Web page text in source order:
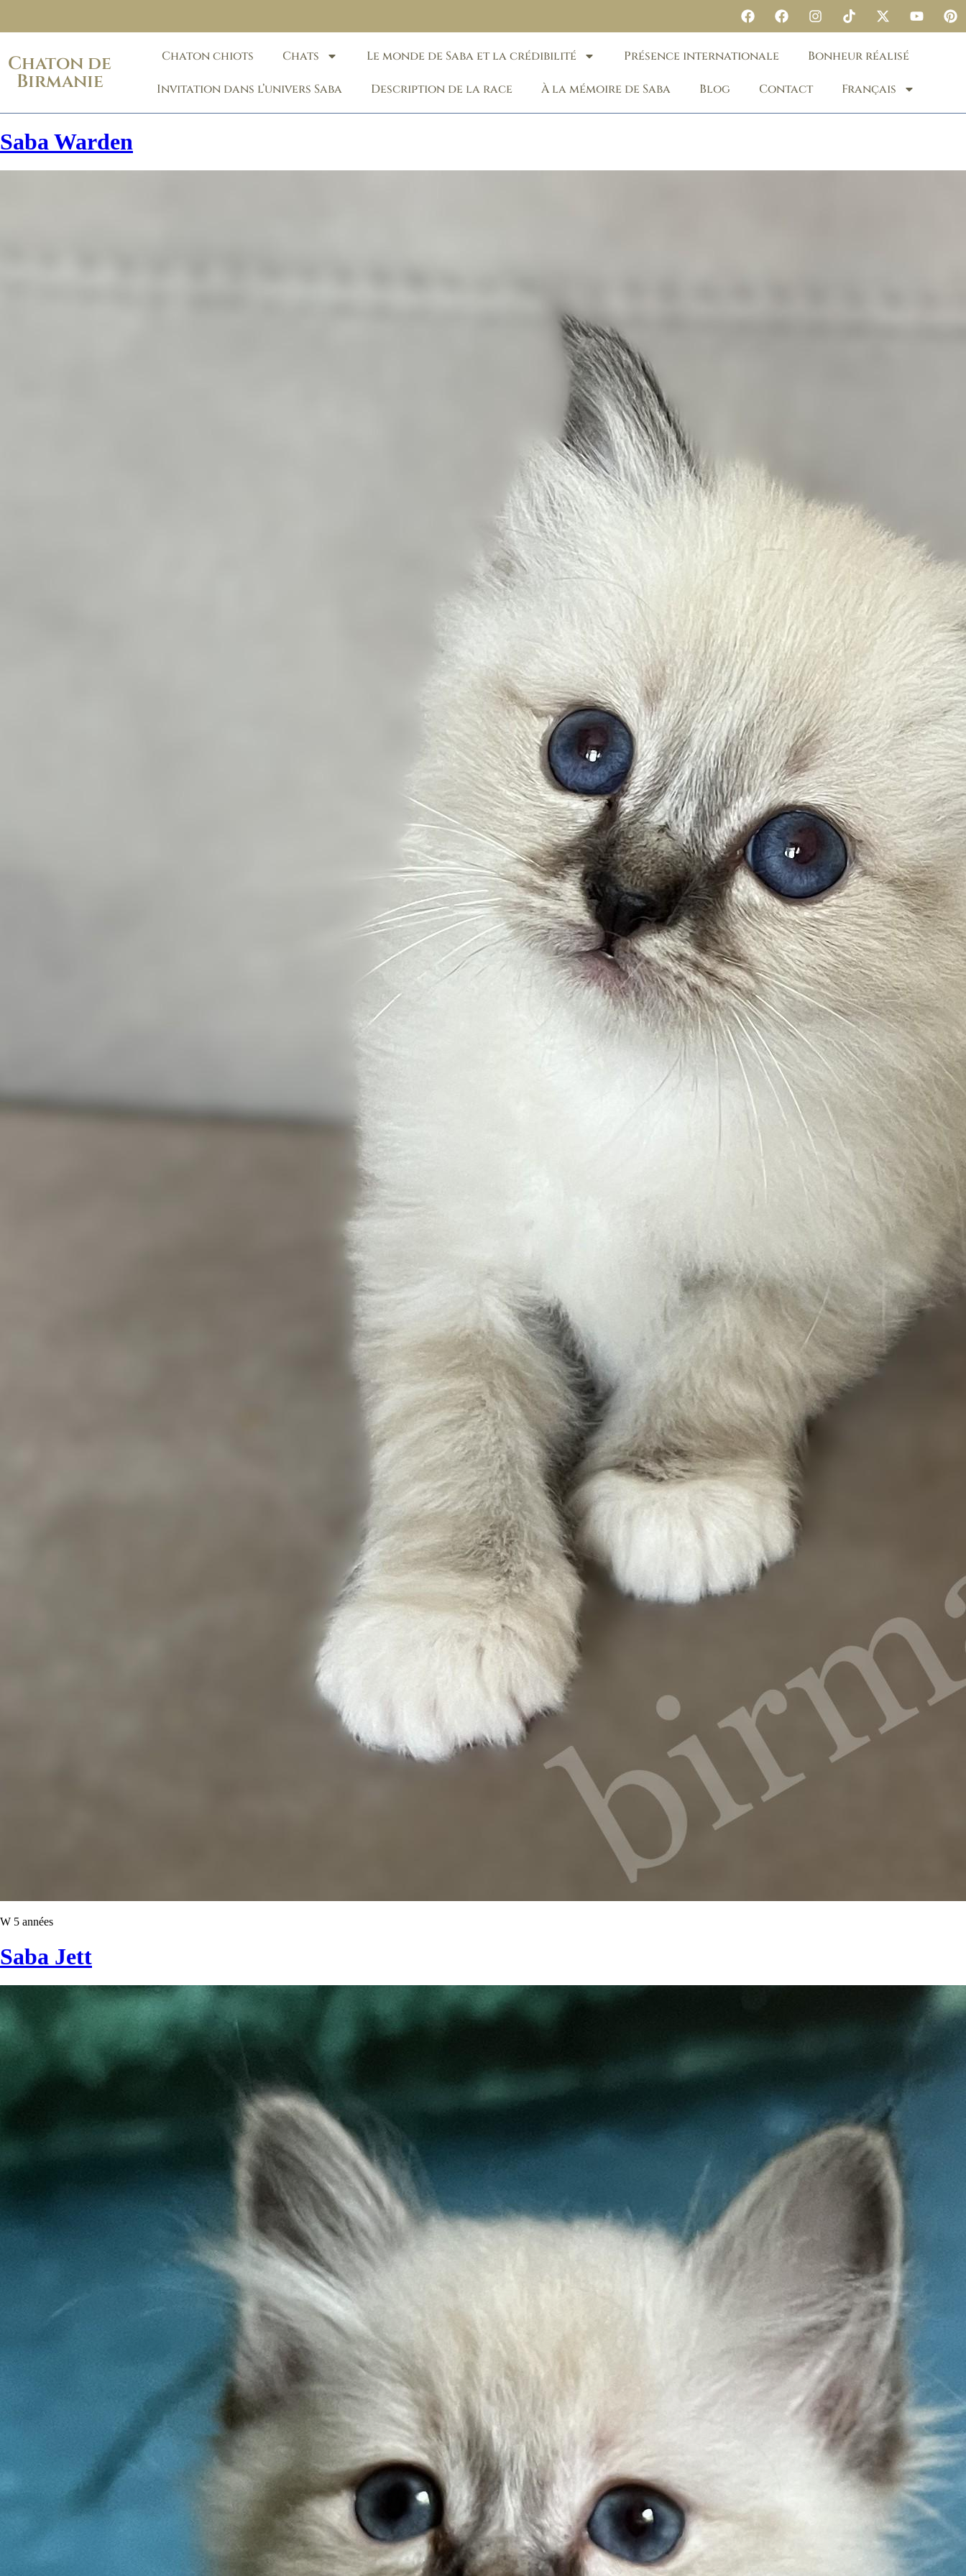
Chaton de
Birmanie
Chaton chiots Chats Le monde de Saba et la crédibilité Présence internationale Bonheur réalisé
Invitation dans l’univers Saba Description de la race À la mémoire de Saba Blog Contact Français
Saba Warden
W 5 années
Saba Jett